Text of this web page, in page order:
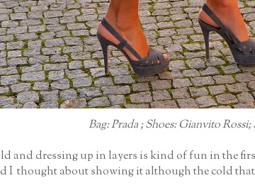
Bag: Prada ; Shoes: Gianvito
and dressing up in layers is kind of fun in the
I thought about showing it although the cold